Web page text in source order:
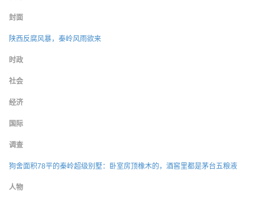
封面
陕西反腐风暴，秦岭风雨欲来
时政
社会
经济
国际
调查
狗舍面积78平的秦岭超级别墅：卧室房顶橡木的，酒窖里都是茅台五粮液
人物